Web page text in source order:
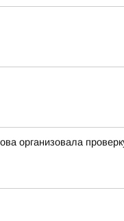
организовала